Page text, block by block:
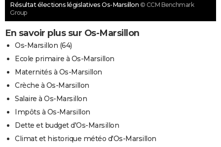
Résultat élections législatives Os-Marsillon © CCM Benchmark
Group
En savoir plus sur Os-Marsillon
Os-Marsillon (64)
Ecole primaire à Os-Marsillon
Maternités à Os-Marsillon
Crèche à Os-Marsillon
Salaire à Os-Marsillon
Impôts à Os-Marsillon
Dette et budget d'Os-Marsillon
Climat et historique météo d'Os-Marsillon